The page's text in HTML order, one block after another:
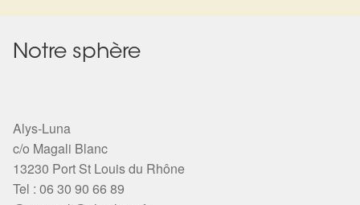
Notre sphère
Alys-Luna
c/o Magali Blanc
13230 Port St Louis du Rhône
Tel : 06 30 90 66 89